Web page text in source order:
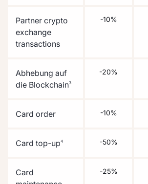
Partner crypto
exchange
transactions
Abhebung auf
die Blockchain3
Card order
Card top-up4
Card
-10%
-20%
-10%
-50%
-25%